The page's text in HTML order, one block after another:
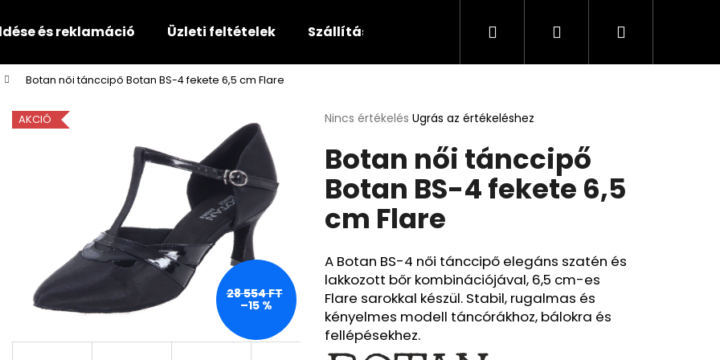
és reklamáció Üzleti feltételek Szállítás és fizetés Kapcsolat A személyes adatok
KeresésBejelentkezés
Kosár
Botan női tánccipő Botan BS-4 fekete 6,5 cm Flare
A
átlagos
értékelése
5-
ből
0,0
csillag.
Nincs értékelés Ugrás az értékeléshez
Botan női tánccipő
Botan BS-4 fekete 6,5
cm Flare
A Botan BS-4 női tánccipő elegáns szatén és
lakkozott bőr kombinációjával, 6,5 cm-es
Flare sarokkal készül. Stabil, rugalmas és
kényelmes modell táncórákhoz, bálokra és
fellépésekhez.
AKCIÓ
28 554 FT
–15 %
Mit keres?
KERESÉS
Ajánljuk